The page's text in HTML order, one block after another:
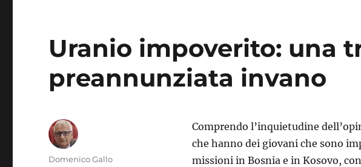
Uranio impoverito: una
preannunziata invano
Comprendo l’inquietudine
che hanno dei giovani che sono
missioni in Bosnia e in Kosovo,
Autore
Domenico Gallo